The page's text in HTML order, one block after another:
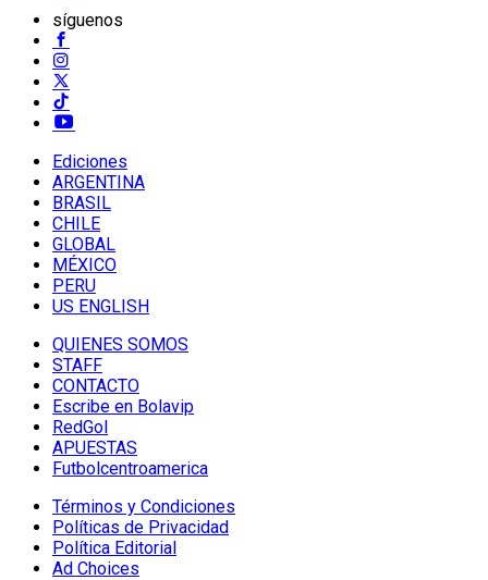
síguenos
Ediciones
ARGENTINA
BRASIL
CHILE
GLOBAL
MÉXICO
PERU
US ENGLISH
QUIENES SOMOS
STAFF
CONTACTO
Escribe en Bolavip
RedGol
APUESTAS
Futbolcentroamerica
Términos y Condiciones
Políticas de Privacidad
Política Editorial
Ad Choices